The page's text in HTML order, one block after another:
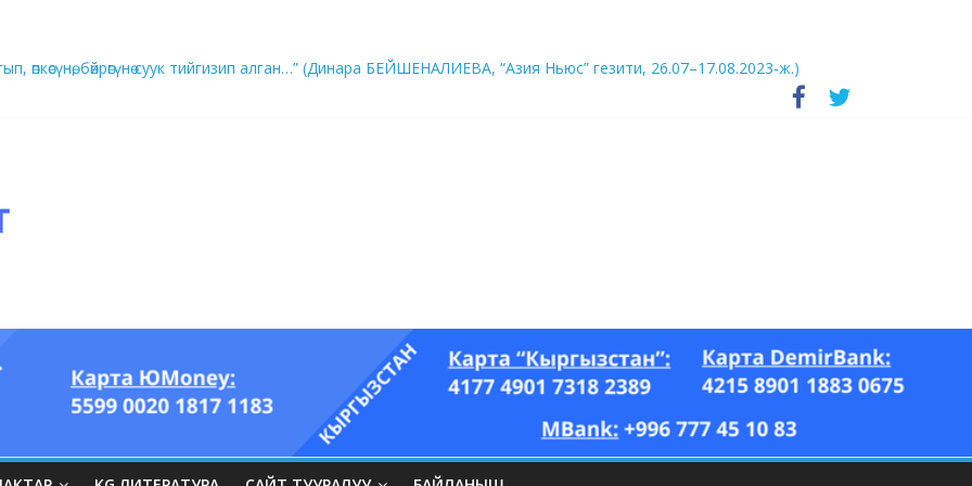
он үч акындын котормосунда
өпкөсүнө, бөйрөгүнө суук тийгизип алган…” (Динара БЕЙШЕНАЛИЕВА, “Азия Ньюс” гезити, 26.07–17.08.2023-ж.)